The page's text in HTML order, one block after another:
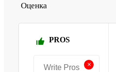
Оценка
PROS
+